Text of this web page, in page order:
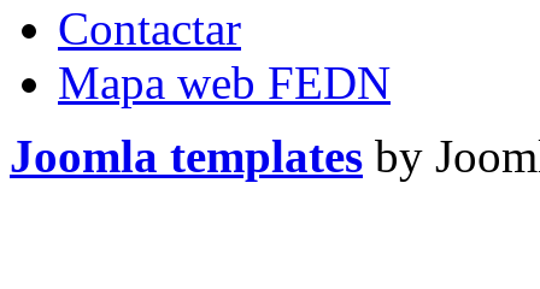
Contactar
Mapa web FEDN
Joomla templates by